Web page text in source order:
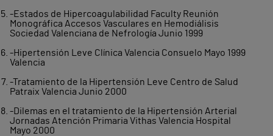
-Estados de Hipercoagulabilidad Faculty Reunión
Monográfica Accesos Vasculares en Hemodiálisis
Sociedad Valenciana de Nefrología Junio 1999
-Hipertensión Leve Clínica Valencia Consuelo Mayo 1999
Valencia
-Tratamiento de la Hipertensión Leve Centro de Salud
Patraix Valencia Junio 2000
-Dilemas en el tratamiento de la Hipertensión Arterial
Jornadas Atención Primaria Vithas Valencia Hospital
Mayo 2000